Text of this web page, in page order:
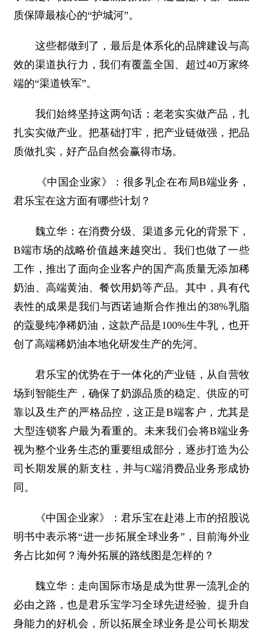
质保障最核心的“护城河”。
这些都做到了，最后是体系化的品牌建设与高
效的渠道执行力，我们有覆盖全国、超过40万家终
端的“渠道铁军”。
我们始终坚持这两句话：老老实实做产品，扎
扎实实做产业。把基础打牢，把产业链做强，把品
质做扎实，好产品自然会赢得市场。
《中国企业家》：很多乳企在布局B端业务，
君乐宝在这方面有哪些计划？
魏立华：在消费分级、渠道多元化的背景下，
B端市场的战略价值越来越突出。我们也做了一些
工作，推出了面向企业客户的国产高质量无添加稀
奶油、高端黄油、餐饮用奶等产品。其中，具有代
表性的成果是我们与西诺迪斯合作推出的38%乳脂
的蔻曼纯净稀奶油，这款产品是100%生牛乳，也开
创了高端稀奶油本地化研发生产的先河。
君乐宝的优势在于一体化的产业链，从自营牧
场到智能生产，确保了奶源品质的稳定、供应的可
靠以及生产的严格品控，这正是B端客户，尤其是
大型连锁客户最为看重的。未来我们会将B端业务
视为整个业务生态的重要组成部分，逐步打造为公
司长期发展的新支柱，并与C端消费品业务形成协
同。
《中国企业家》：君乐宝在赴港上市的招股说
明书中表示将“进一步拓展全球业务”，目前海外业
务占比如何？海外拓展的路线图是怎样的？
魏立华：走向国际市场是成为世界一流乳企的
必由之路，也是君乐宝学习全球先进经验、提升自
身能力的好机会，所以拓展全球业务是公司长期发